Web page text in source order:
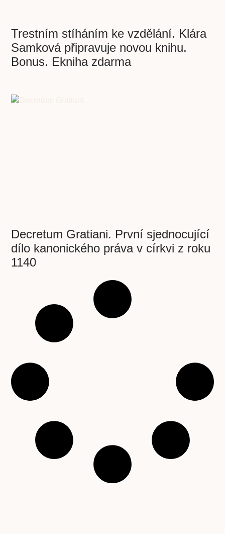
Trestním stíháním ke vzdělání. Klára
Samková připravuje novou knihu.
Bonus. Ekniha zdarma
Decretum Gratiani. První sjednocující
dílo kanonického práva v církvi z roku
1140